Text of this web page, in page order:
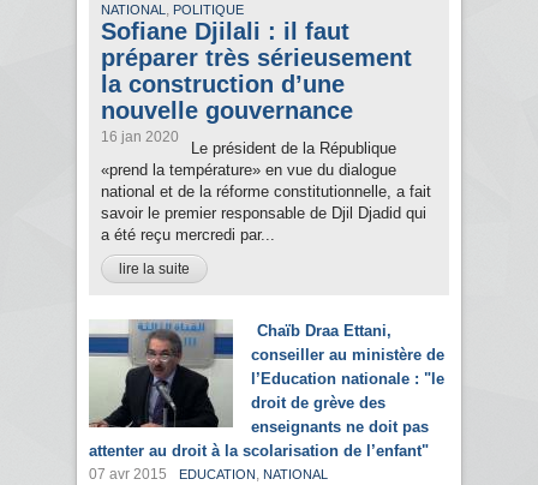
NATIONAL , POLITIQUE
Sofiane Djilali : il faut
préparer très sérieusement
la construction d’une
nouvelle gouvernance
16 jan 2020
Le président de la République
«prend la température» en vue du dialogue
national et de la réforme constitutionnelle, a fait
savoir le premier responsable de Djil Djadid qui
a été reçu mercredi par...
lire la suite
Chaïb Draa Ettani,
conseiller au ministère de
l’Education nationale : "le
droit de grève des
enseignants ne doit pas
attenter au droit à la scolarisation de l’enfant"
07 avr 2015 EDUCATION , NATIONAL